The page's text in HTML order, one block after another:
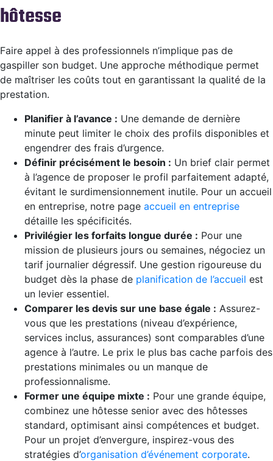
hôtesse
Faire appel à des professionnels n’implique pas de
gaspiller son budget. Une approche méthodique permet
de maîtriser les coûts tout en garantissant la qualité de la
prestation.
Planifier à l’avance : Une demande de dernière
minute peut limiter le choix des profils disponibles et
engendrer des frais d’urgence.
Définir précisément le besoin : Un brief clair permet
à l’agence de proposer le profil parfaitement adapté,
évitant le surdimensionnement inutile. Pour un accueil
en entreprise, notre page accueil en entreprise
détaille les spécificités.
Privilégier les forfaits longue durée : Pour une
mission de plusieurs jours ou semaines, négociez un
tarif journalier dégressif. Une gestion rigoureuse du
budget dès la phase de planification de l’accueil est
un levier essentiel.
Comparer les devis sur une base égale : Assurez-
vous que les prestations (niveau d’expérience,
services inclus, assurances) sont comparables d’une
agence à l’autre. Le prix le plus bas cache parfois des
prestations minimales ou un manque de
professionnalisme.
Former une équipe mixte : Pour une grande équipe,
combinez une hôtesse senior avec des hôtesses
standard, optimisant ainsi compétences et budget.
Pour un projet d’envergure, inspirez-vous des
stratégies d’organisation d’événement corporate.